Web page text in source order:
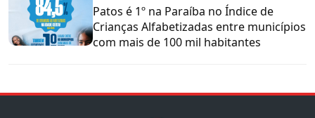
Patos é 1º na Paraíba no Índice de
Crianças Alfabetizadas entre municípios
com mais de 100 mil habitantes